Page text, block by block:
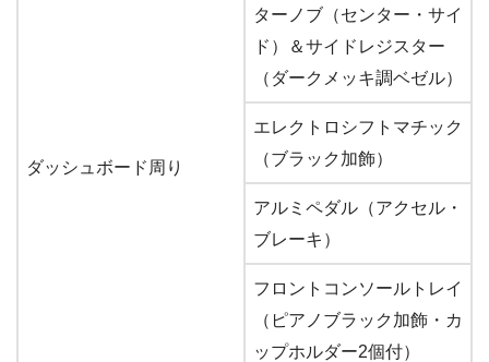
ダッシュボード周り
ターノブ（センター・サイ
ド）＆サイドレジスター
（ダークメッキ調ベゼル）
エレクトロシフトマチック
（ブラック加飾）
アルミペダル（アクセル・
ブレーキ）
フロントコンソールトレイ
（ピアノブラック加飾・カ
ップホルダー2個付）